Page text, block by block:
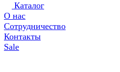
Каталог
О нас
Сотрудничество
Контакты
Sale